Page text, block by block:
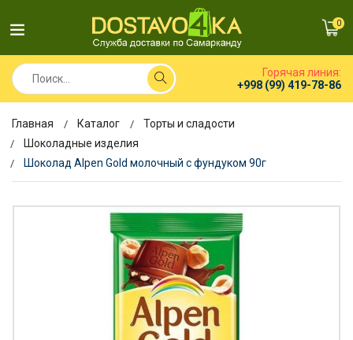
0
Горячая линия:
+998 (99) 419-78-86
Главная Каталог
Торты и сладости
Шоколадные изделия
Шоколад Alpen Gold молочный с фундуком 90г